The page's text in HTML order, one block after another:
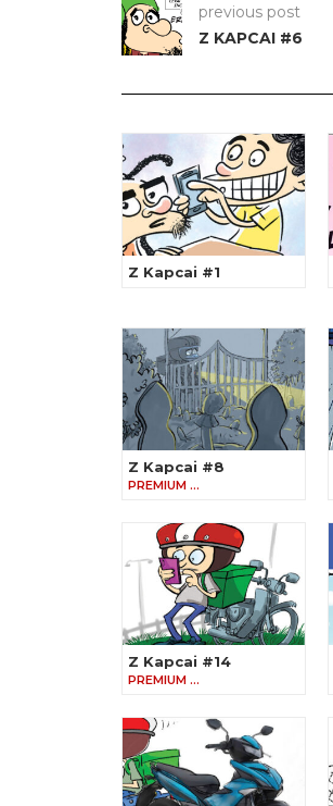
previous post
Z KAPCAI #6
Z Kapcai #1
Z Kapcai #8
PREMIUM …
Z Kapcai #14
PREMIUM …